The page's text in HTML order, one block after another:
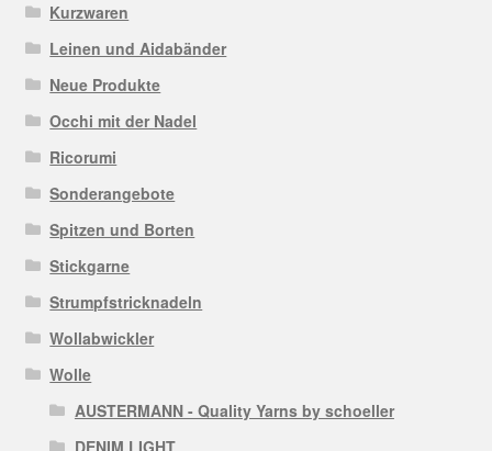
Kurzwaren
Leinen und Aidabänder
Neue Produkte
Occhi mit der Nadel
Ricorumi
Sonderangebote
Spitzen und Borten
Stickgarne
Strumpfstricknadeln
Wollabwickler
Wolle
AUSTERMANN - Quality Yarns by schoeller